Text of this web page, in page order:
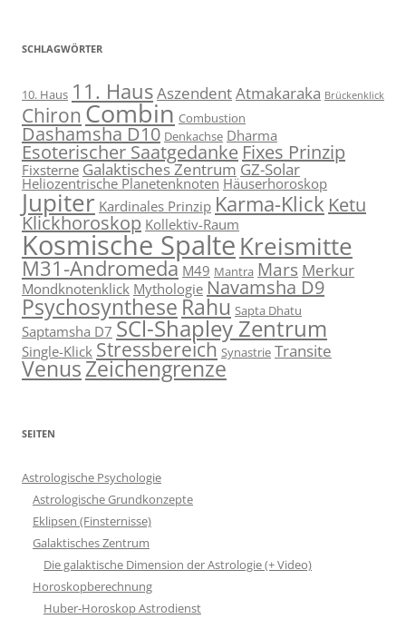
SCHLAGWÖRTER
10. Haus 11. HausAszendentAtmakaraka Brückenklick
ChironCombin Combustion
Dashamsha D10 Denkachse Dharma
Esoterischer Saatgedanke Fixes Prinzip
FixsterneGalaktisches Zentrum GZ-Solar
Heliozentrische PlanetenknotenHäuserhoroskop
Jupiter Kardinales Prinzip Karma-Klick Ketu
Klickhoroskop Kollektiv-Raum
Kosmische SpalteKreismitte
M31-Andromeda M49 Mantra Mars Merkur
Mondknotenklick Mythologie Navamsha D9
Psychosynthese Rahu Sapta Dhatu
Saptamsha D7 SCl-Shapley Zentrum
Single-Klick Stressbereich Synastrie Transite
VenusZeichengrenze
SEITEN
Astrologische Psychologie
Astrologische Grundkonzepte
Eklipsen (Finsternisse)
Galaktisches Zentrum
Die galaktische Dimension der Astrologie (+ Video)
Horoskopberechnung
Huber-Horoskop Astrodienst